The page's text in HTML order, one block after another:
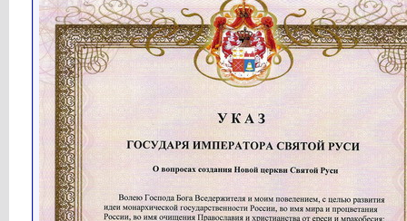
Кубарев Властелин овец Ситуация в...15.06.2020, 16:08
Кубарев Политический вестник № 3...17.06.2020,14:39
Кубарев Когда Навальному страшно...19.06.2020,13:16
Кубарев
Политический вестник № 4 ...22.06.2020,
Кубарев
Ранее и Древнее царства...28.06.2020,
Кубарев
29.06.2020,
Кубарев
Имперский вестник № 6...06.07.2020, 09:09
Кубарев Древний Рим Начало Рассказ... 07.07.2020,
14:06
Кубарев
Людские потери СССР в ВОВ (1... 12.07.2020,
Кубарев
Имперский вестник № 7...13.07.2020,08:15
Кубарев
Синхронизация исторических и... 18.07.2020,
13:17
Кубарев Имперский вестник № 8...19.07.2020,16:16